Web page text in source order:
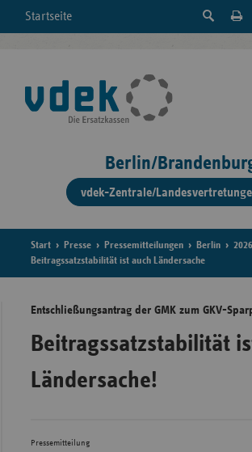
Startseite
Suche
Berlin/
vdek-Zentrale/
Start Presse Pressemitteilungen Berlin
2026
Beitragssatzstabilität ist auch Ländersache
Entschließungsantrag der GMK zum GKV-
Beitragssatzstabilität
Ländersache!
Pressemitteilung